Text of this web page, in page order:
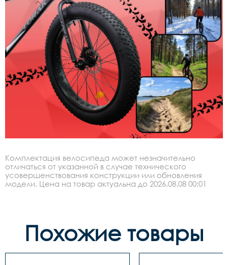
Комплектация велосипеда может незначительно
отличаться от указанной в случае технического
усовершенствования конструкции или обновления
модели. Цена на товар актуальна до 2026.08.08 00:01
Похожие товары